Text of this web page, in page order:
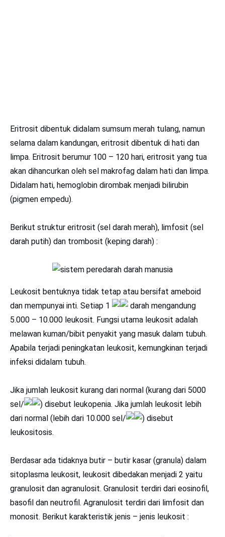
Eritrosit dibentuk didalam sumsum merah tulang, namun
selama dalam kandungan, eritrosit dibentuk di hati dan
limpa. Eritrosit berumur 100 – 120 hari, eritrosit yang tua
akan dihancurkan oleh sel makrofag dalam hati dan limpa.
Didalam hati, hemoglobin dirombak menjadi bilirubin
(pigmen empedu).
Berikut struktur eritrosit (sel darah merah), limfosit (sel
darah putih) dan trombosit (keping darah) :
Leukosit bentuknya tidak tetap atau bersifat ameboid
dan mempunyai inti. Setiap 1
darah mengandung
5.000 – 10.000 leukosit. Fungsi utama leukosit adalah
melawan kuman/bibit penyakit yang masuk dalam tubuh.
Apabila terjadi peningkatan leukosit, kemungkinan terjadi
infeksi didalam tubuh.
Jika jumlah leukosit kurang dari normal (kurang dari 5000
sel/
) disebut leukopenia. Jika jumlah leukosit lebih
dari normal (lebih dari 10.000 sel/
) disebut
leukositosis.
Berdasar ada tidaknya butir – butir kasar (granula) dalam
sitoplasma leukosit, leukosit dibedakan menjadi 2 yaitu
granulosit dan agranulosit. Granulosit terdiri dari eosinofil,
basofil dan neutrofil. Agranulosit terdiri dari limfosit dan
monosit. Berikut karakteristik jenis – jenis leukosit :